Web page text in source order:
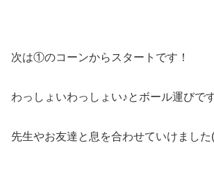
次は①のコーンからスタートです！
わっしょいわっしょい♪とボール運びで
先生やお友達と息を合わせていけました